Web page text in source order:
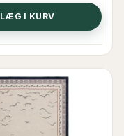
LÆG I KURV